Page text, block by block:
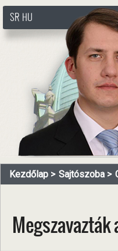
http://
SR HU
Kezdőlap Sajtószoba